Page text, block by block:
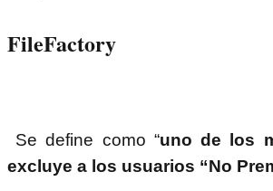
FileFactory
Se define como “uno de los
excluye a los usuarios “No